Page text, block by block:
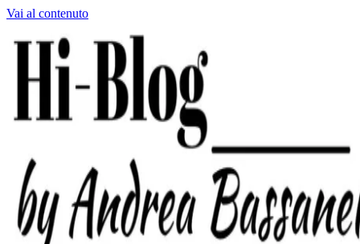
Vai al contenuto